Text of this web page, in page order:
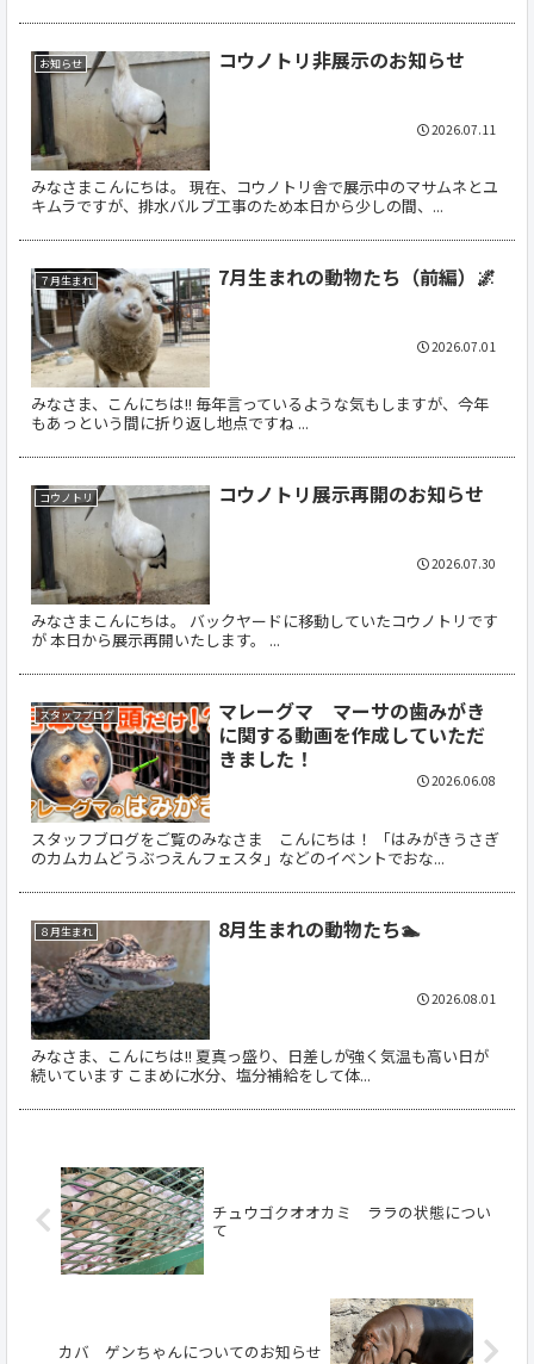
お知らせ コウノトリ非展示のお知らせ
みなさまこんにちは。 現在、コウノトリ舎で展示中のマサムネとユ
キムラですが、排水バルブ工事のため本日から少しの間、...
2026.07.11
７月生まれ 7月生まれの動物たち（前編）🌌
みなさま、こんにちは!! 毎年言っているような気もしますが、今年
もあっという間に折り返し地点ですね ...
2026.07.01
コウノトリ コウノトリ展示再開のお知らせ
みなさまこんにちは。 バックヤードに移動していたコウノトリです
が 本日から展示再開いたします。 ...
2026.07.30
スタッフブログ
マレーグマ マーサの歯みがき
に関する動画を作成していただ
きました！
スタッフブログをご覧のみなさま こんにちは！ 「はみがきうさぎ
のカムカムどうぶつえんフェスタ」などのイベントでおな...
2026.06.08
８月生まれ 8月生まれの動物たち🏊
みなさま、こんにちは!! 夏真っ盛り、日差しが強く気温も高い日が
続いています こまめに水分、塩分補給をして体...
2026.08.01
チュウゴクオオカミ ララの状態につい
て
カバ ゲンちゃんについてのお知らせ